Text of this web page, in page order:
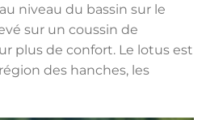
niveau du bassin sur le
sur un coussin de
plus de confort. Le lotus est
des hanches, les